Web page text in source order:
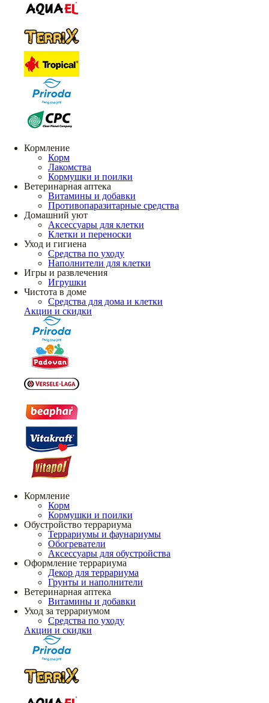
Кормление
Корм
Лакомства
Кормушки и поилки
Ветеринарная аптека
Витамины и добавки
Противопаразитарные средства
Домашний уют
Аксессуары для клетки
Клетки и переноски
Уход и гигиена
Средства по уходу
Наполнители для клетки
Игры и развлечения
Игрушки
Чистота в доме
Средства для дома и клетки
Акции и скидки
Кормление
Корм
Кормушки и поилки
Обустройство террариума
Террариумы и фаунариумы
Обогреватели
Аксессуары для обустройства
Оформление террариума
Декор для террариума
Грунты и наполнители
Ветеринарная аптека
Витамины и добавки
Уход за террариумом
Средства по уходу
Акции и скидки